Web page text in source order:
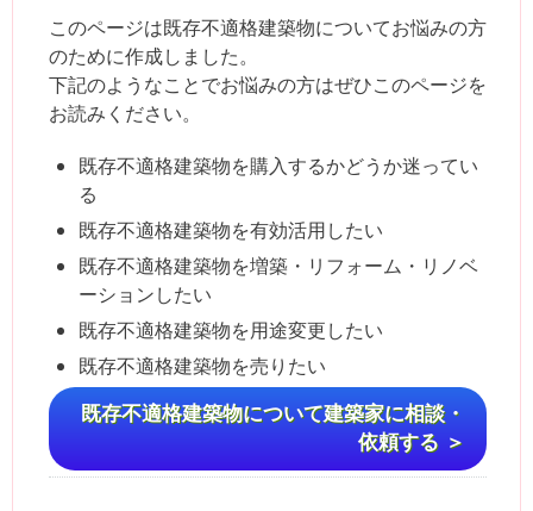
このページは既存不適格建築物についてお悩みの方
のために作成しました。
下記のようなことでお悩みの方はぜひこのページを
お読みください。
既存不適格建築物を購入するかどうか迷ってい
る
既存不適格建築物を有効活用したい
既存不適格建築物を増築・リフォーム・リノベ
ーションしたい
既存不適格建築物を用途変更したい
既存不適格建築物を売りたい
既存不適格建築物について建築家に相談・
依頼する ＞